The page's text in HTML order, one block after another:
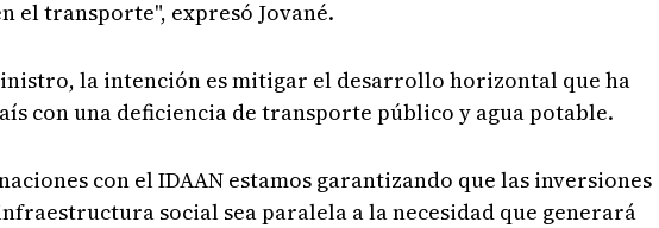
el transporte", expresó Jované.
la intención es mitigar el desarrollo horizontal que ha
con una deficiencia de transporte público y agua potable.
con el IDAAN estamos garantizando que las inversiones
social sea paralela a la necesidad que generará